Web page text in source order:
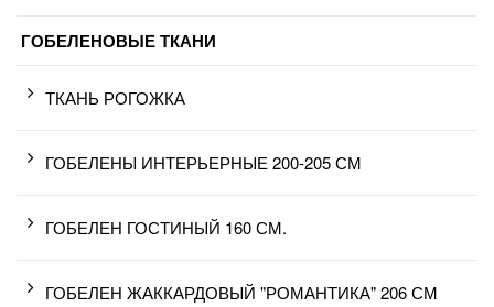
ГОБЕЛЕНОВЫЕ ТКАНИ
ТКАНЬ РОГОЖКА
ГОБЕЛЕНЫ ИНТЕРЬЕРНЫЕ 200-205 СМ
ГОБЕЛЕН ГОСТИНЫЙ 160 СМ.
ГОБЕЛЕН ЖАККАРДОВЫЙ "РОМАНТИКА" 206 СМ